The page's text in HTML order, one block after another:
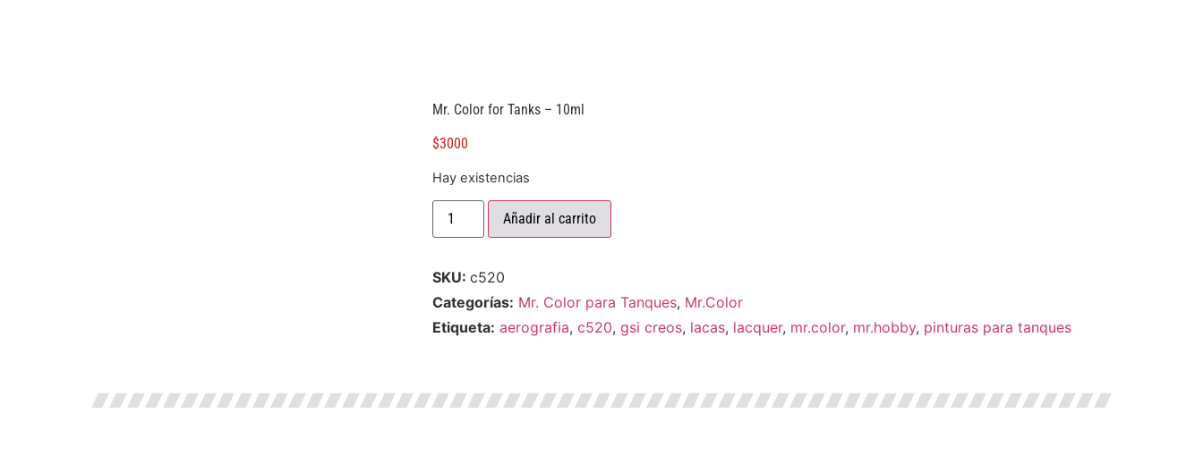
Mr. Color for Tanks – 10ml
$3000
Hay existencias
Añadir al carrito
SKU: c520
Categorías: Mr. Color para Tanques, Mr.Color
Etiqueta: aerografia, c520, gsi creos, lacas, lacquer, mr.color, mr.hobby, pinturas para tanques